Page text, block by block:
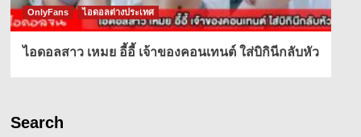
OnlyFans ไอดอลต่างประเทศ
ไอดอลสาว เหมย อี้อี้ เจ้าของคอนเทนต์ ใส่บิกินีกลับหัว
Search